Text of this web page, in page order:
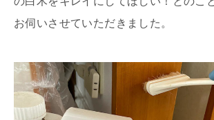
お伺いさせていただきました。